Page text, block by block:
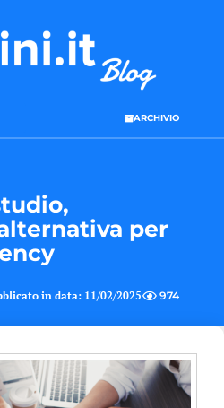
ARCHIVIO
per
in data: 11/02/2025 974